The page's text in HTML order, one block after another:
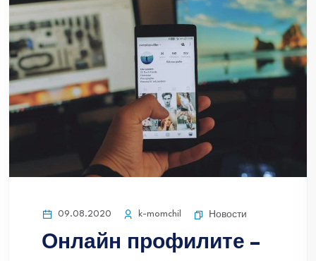
09.08.2020 k-momchil Новости
Онлайн профилите –